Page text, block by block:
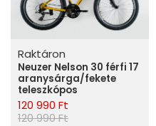
Raktáron
Neuzer Nelson 30 férfi 17
aranysárga/fekete
teleszkópos
120 990 Ft
120 990 Ft